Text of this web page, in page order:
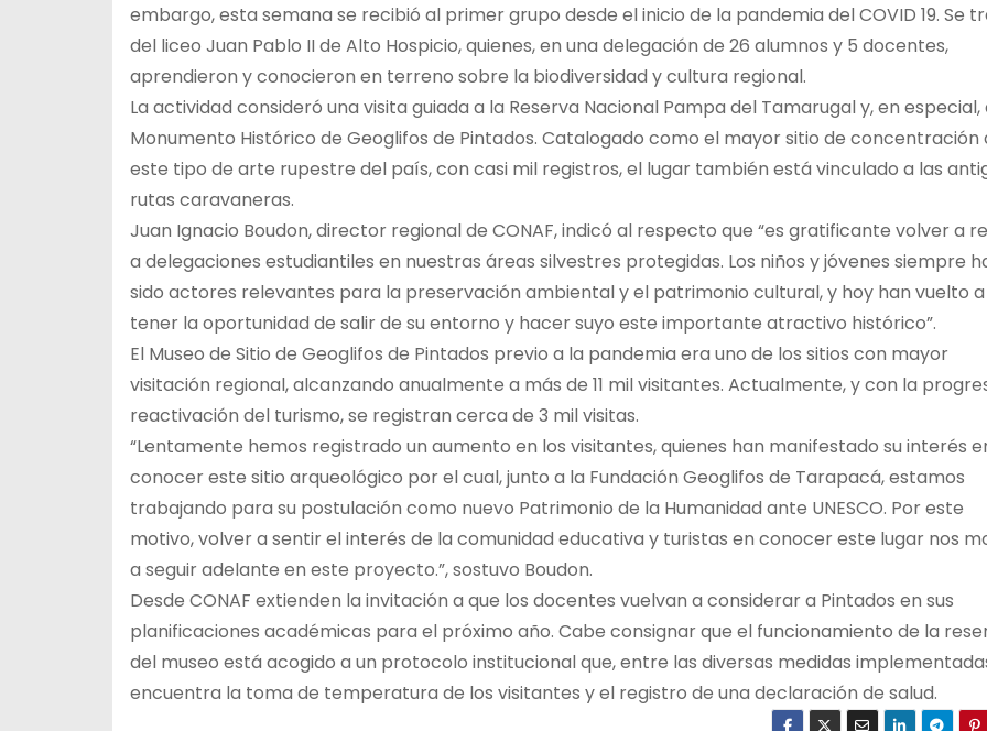
embargo, esta semana se recibió al primer grupo desde el inicio de la pandemia del COVID 19. Se
del liceo Juan Pablo II de Alto Hospicio, quienes, en una delegación de 26 alumnos y 5 docentes,
aprendieron y conocieron en terreno sobre la biodiversidad y cultura regional.
La actividad consideró una visita guiada a la Reserva Nacional Pampa del Tamarugal y, en especial,
Monumento Histórico de Geoglifos de Pintados. Catalogado como el mayor sitio de concentración
este tipo de arte rupestre del país, con casi mil registros, el lugar también está vinculado a las
rutas caravaneras.
Juan Ignacio Boudon, director regional de CONAF, indicó al respecto que “es gratificante volver a
a delegaciones estudiantiles en nuestras áreas silvestres protegidas. Los niños y jóvenes siempre
sido actores relevantes para la preservación ambiental y el patrimonio cultural, y hoy han vuelto a
tener la oportunidad de salir de su entorno y hacer suyo este importante atractivo histórico”.
El Museo de Sitio de Geoglifos de Pintados previo a la pandemia era uno de los sitios con mayor
visitación regional, alcanzando anualmente a más de 11 mil visitantes. Actualmente, y con la
reactivación del turismo, se registran cerca de 3 mil visitas.
“Lentamente hemos registrado un aumento en los visitantes, quienes han manifestado su interés
conocer este sitio arqueológico por el cual, junto a la Fundación Geoglifos de Tarapacá, estamos
trabajando para su postulación como nuevo Patrimonio de la Humanidad ante UNESCO. Por este
motivo, volver a sentir el interés de la comunidad educativa y turistas en conocer este lugar nos
a seguir adelante en este proyecto.”, sostuvo Boudon.
Desde CONAF extienden la invitación a que los docentes vuelvan a considerar a Pintados en sus
planificaciones académicas para el próximo año. Cabe consignar que el funcionamiento de la
del museo está acogido a un protocolo institucional que, entre las diversas medidas
encuentra la toma de temperatura de los visitantes y el registro de una declaración de salud.